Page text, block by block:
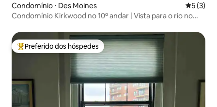
Condomínio ⋅ Des Moines 5 de
5 (3)
Condomínio Kirkwood no 10º andar | Vista para o rio no
Entre os melhores preferidos dos hóspedes
Preferido dos hóspedes